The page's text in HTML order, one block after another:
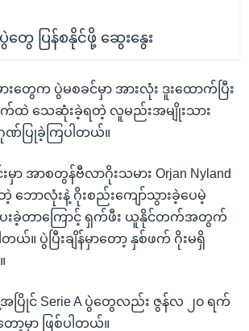
တွေ ပြန်စနိုင်ဖို့ ဆွေးနွေး
းတွေက ပွဲမစခင်မှာ အားလုံး ဒူးထောက်ပြီး
ထဲ သေဆုံးခဲ့ရတဲ့ လူမည်းအမျိုးသား
ဂုဏ်ပြုခဲ့ကြပါတယ်။
မှာ အာစတွန်ဗီလာဂိုးသမား Orjan Nyland
ောလုံးနဲ့ ဂိုးစည်းကျော်သွားခဲ့ပေမဲ့
ေးခဲ့တာကြောင့် ရှက်ဖီး ယူနိုင်တက်အတွက်
တယ်။ ပွဲပြီးချိန်မှာတော့ နှစ်ဖက် ဂိုးမရှိ
နဲ့အပြိုင် Serie A ပွဲတွေလည်း ဇွန်လ ၂၀ ရက်
ာ့မှာ ဖြစ်ပါတယ်။